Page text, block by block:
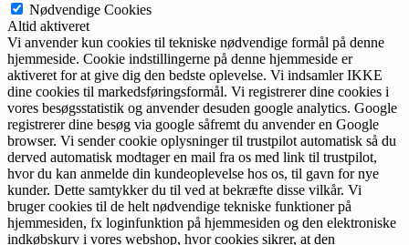
Nødvendige Cookies
Altid aktiveret
Vi anvender kun cookies til tekniske nødvendige formål på denne
hjemmeside. Cookie indstillingerne på denne hjemmeside er
aktiveret for at give dig den bedste oplevelse. Vi indsamler IKKE
dine cookies til markedsføringsformål. Vi registrerer dine cookies i
vores besøgsstatistik og anvender desuden google analytics. Google
registrerer dine besøg via google såfremt du anvender en Google
browser. Vi sender cookie oplysninger til trustpilot automatisk så du
derved automatisk modtager en mail fra os med link til trustpilot,
hvor du kan anmelde din kundeoplevelse hos os, til gavn for nye
kunder. Dette samtykker du til ved at bekræfte disse vilkår. Vi
bruger cookies til de helt nødvendige tekniske funktioner på
hjemmesiden, fx loginfunktion på hjemmesiden og den elektroniske
indkøbskurv i vores webshop, hvor cookies sikrer, at den